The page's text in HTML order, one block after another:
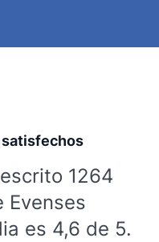
1264
Evenses
es 4,6 de 5.